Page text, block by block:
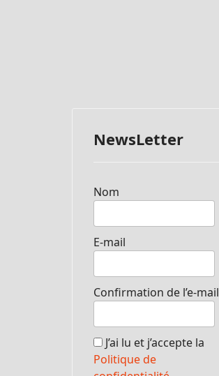
NewsLetter
Nom
E-mail
Confirmation de l’e-mail
J’ai lu et j’accepte la
Politique de